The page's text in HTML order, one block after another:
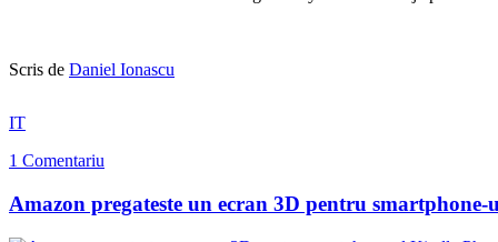
Scris de Daniel Ionascu
IT
1 Comentariu
Amazon pregateste un ecran 3D pentru